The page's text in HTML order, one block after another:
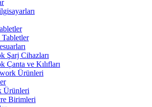
Şarj Cihazları
Çanta ve Kılıfları
Ürünleri
Ürünleri
Birimleri